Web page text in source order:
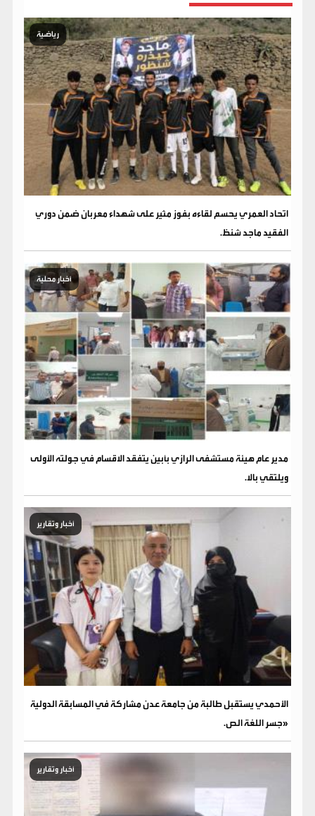
رياضية
اتحاد العمري يحسم لقاءه بفوز مثير على شهداء معربان ضمن دوري
الفقيد ماجد شنظ.
أخبار محلية
مدير عام هيئة مستشفى الرازي بأبين يتفقد الاقسام في جولته الأولى
ويلتقي بالا.
أخبار وتقارير
الأحمدي يستقبل طالبة من جامعة عدن مشاركة في المسابقة الدولية
«جسر اللغة الص.
أخبار وتقارير